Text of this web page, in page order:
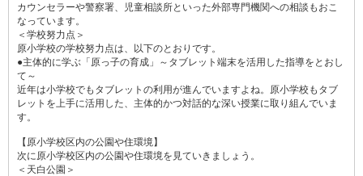
カウンセラーや警察署、児童相談所といった外部専門機関への相談もおこ
なっています。
＜学校努力点＞
原小学校の学校努力点は、以下のとおりです。
●主体的に学ぶ「原っ子の育成」～タブレット端末を活用した指導をとおし
て～
近年は小学校でもタブレットの利用が進んでいますよね。原小学校もタブ
レットを上手に活用した、主体的かつ対話的な深い授業に取り組んでいま
す。
【原小学校区内の公園や住環境】
次に原小学校区内の公園や住環境を見ていきましょう。
＜天白公園＞